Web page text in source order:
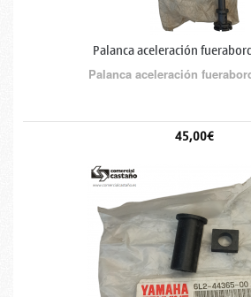
Palanca aceleración
Palanca aceleración
45,00€